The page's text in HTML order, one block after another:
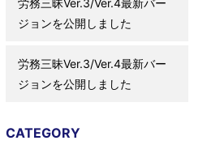
労務三昧Ver.3/Ver.4最新バー
ジョンを公開しました
労務三昧Ver.3/Ver.4最新バー
ジョンを公開しました
CATEGORY